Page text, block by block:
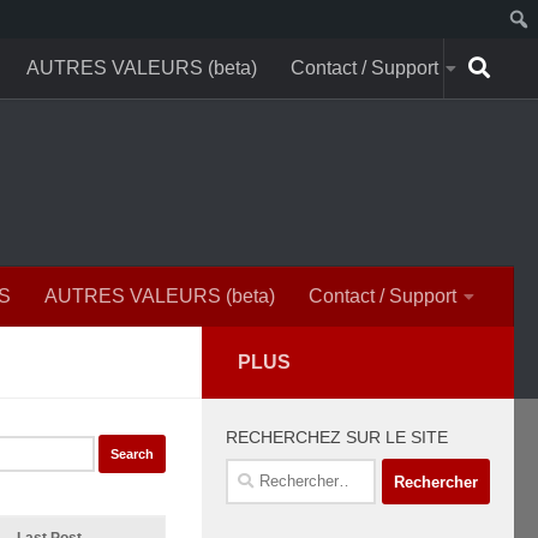
AUTRES VALEURS (beta) Contact / Support
AUTRES VALEURS (beta) Contact / Support
PLUS
RECHERCHEZ SUR LE SITE
Rechercher :